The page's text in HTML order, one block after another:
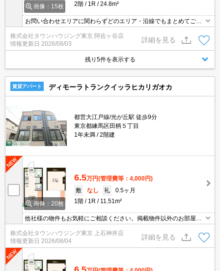
画像：15枚
2階
1R 24.8m²
お問い合わせエリアに関わらずどのエリア・沿線でもまとめてご紹
介可能です！！迷われている場合はますご相談くださいませ。
株式会社タウンハウジング東京 阿佐ヶ谷店
情報更新日 2026/08/03
詳細を見る
残り5件を表示する
賃貸アパート ディモーラトランクイッラヒカリガオカ
都営大江戸線/光が丘駅 徒歩9分
東京都練馬区田柄５丁目
1年未満
2階建
画像：20枚
6.5万円(管理費等：4,000円)
敷
なし 礼
0.5ヶ月
1階
1R 11.51m²
他社様の物件もお気軽にご相談ください。掲載物件以外のお部屋も
ご紹介出来ます。明るく元気なスタッフが丁寧にご対応させていた
だきます。当店ならオンラインで見学・接客可能です！お気軽にお
問い合わせ下さい☆★
株式会社タウンハウジング東京 上石神井店
情報更新日 2026/08/04
詳細を見る